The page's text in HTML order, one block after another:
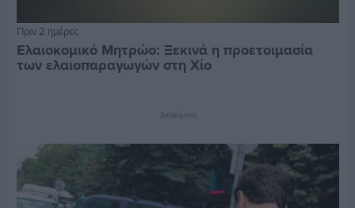
Πριν 2 ημέρες
Ελαιοκομικό Μητρώο: Ξεκινά η προετοιμασία
των ελαιοπαραγωγών στη Χίο
Διαφήμιση